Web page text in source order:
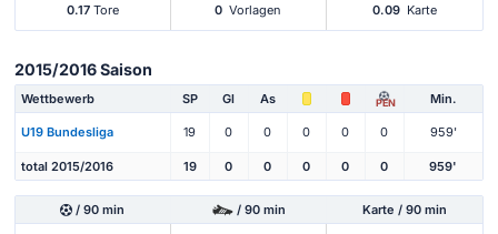
0.17Tore 0 Vorlagen 0.09 Karte
2015/2016 Saison
Wettbewerb SP Gl As PEN Min.
U19 Bundesliga 19 0 0 0 0 0 959'
total 2015/2016 19 0 0 0 0 0 959'
/ 90 min / 90 min Karte / 90 min